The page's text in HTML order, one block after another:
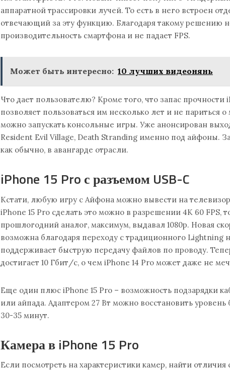
аппаратной трассировки лучей. То есть в него встроен
отвечающий за эту функцию. Благодаря такому решению
производительность смартфона и не падает FPS.
Может быть интересно: 10 лучших видеонянь
Что дает пользователю? Кроме того, что запас прочности
позволяет пользоваться им несколько лет и не париться
можно запускать консольные игры. Уже анонсирован
Resident Evil Village, Death Stranding именно под айфоны.
как обычно, в авангарде отрасли.
iPhone 15 Pro с разъемом USB-C
Кстати, любую игру с Айфона можно вывести на
iPhone 15 Pro сделать это можно в разрешении 4K 60 FPS,
прошлогодний аналог, максимум, выдавал 1080p. Новая
возможна благодаря переходу с традиционного Lightning
поддерживает быструю передачу файлов по проводу.
достигает 10 Гбит/с, о чем iPhone 14 Pro может даже не
Еще один плюс iPhone 15 Pro – возможность подзарядки
или айпада. Адаптером 27 Вт можно восстановить уровень
30-35 минут.
Камера в iPhone 15 Pro
Если посмотреть на характеристики камер, найти отличия